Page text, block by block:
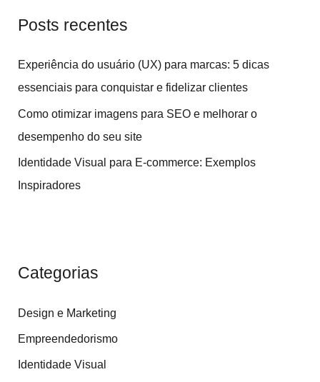
u
r
p
o
r
Posts recentes
Experiência do usuário (UX) para marcas: 5 dicas
essenciais para conquistar e fidelizar clientes
Como otimizar imagens para SEO e melhorar o
desempenho do seu site
Identidade Visual para E-commerce: Exemplos
Inspiradores
Categorias
Design e Marketing
Empreendedorismo
Identidade Visual